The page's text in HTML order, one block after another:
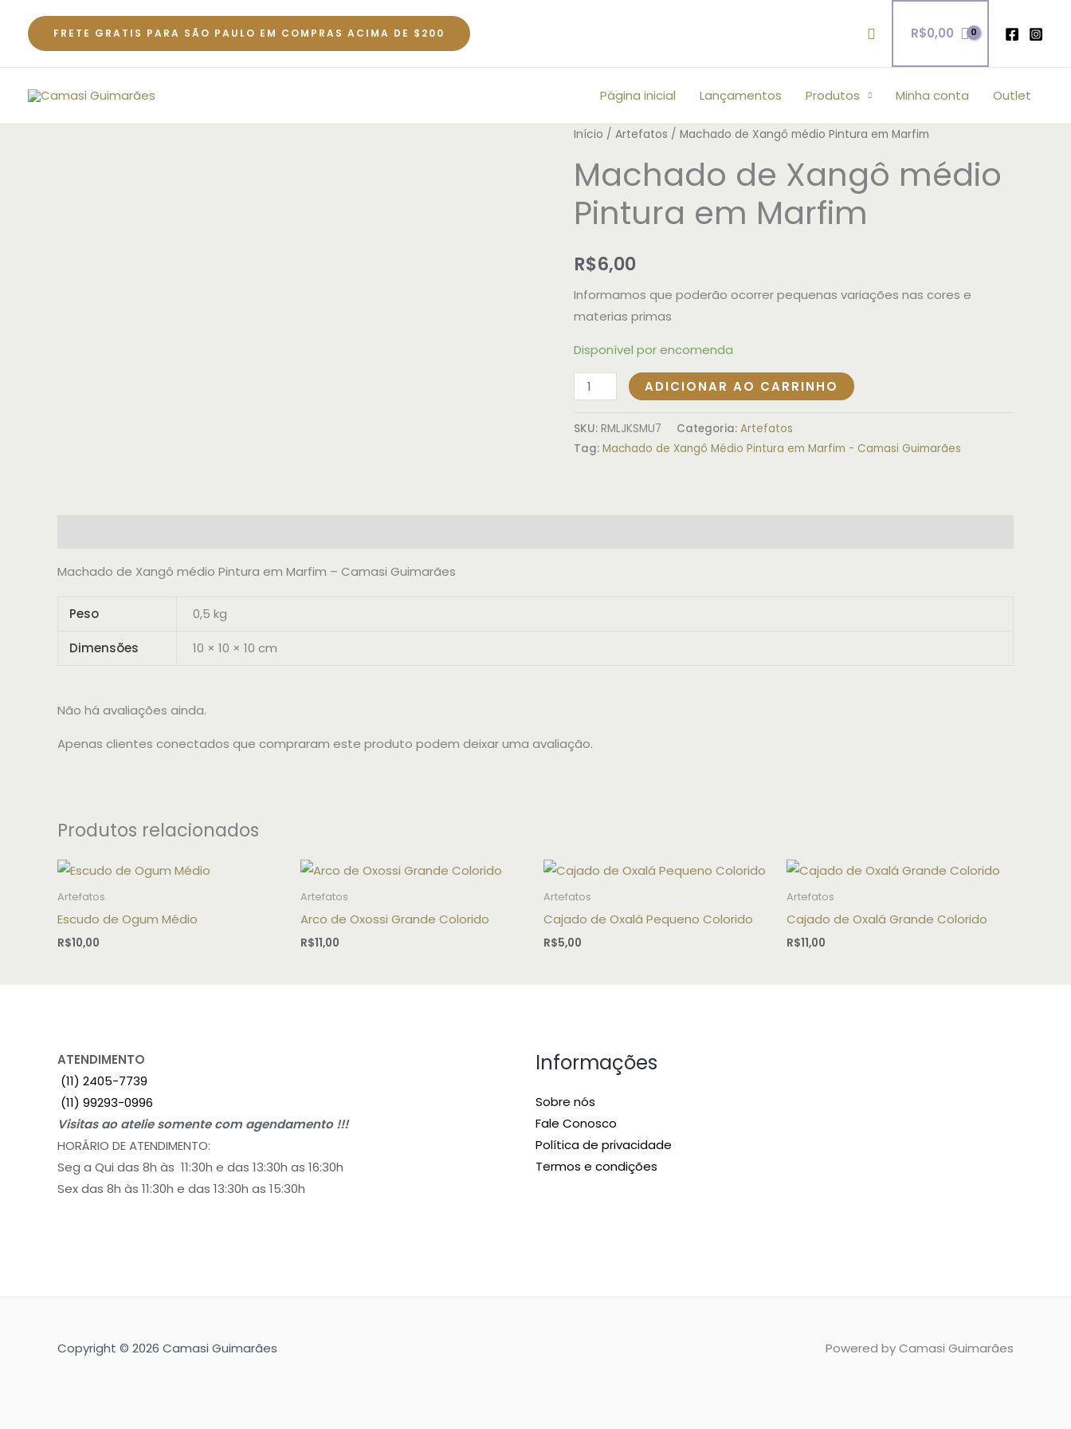
FRETE GRATIS PARA SÃO PAULO EM COMPRAS ACIMA DE $200 Pesquisar
R$0,00
Página inicial Lançamentos Produtos Minha conta Outlet
Início / Artefatos / Machado de Xangô médio Pintura em Marfim
Machado de Xangô médio
Pintura em Marfim
R$6,00
Informamos que poderão ocorrer pequenas variações nas cores e
materias primas
Disponível por encomenda
Machado
Xangô
médio
Pintura
Marfim
ADICIONAR AO CARRINHO
SKU: RMLJKSMU7 Categoria: Artefatos
Tag: Machado de Xangô Médio Pintura em Marfim - Camasi Guimarães
Machado de Xangô médio Pintura em Marfim – Camasi Guimarães
Peso 0,5 kg
Dimensões 10 × 10 × 10 cm
Não há avaliações ainda.
Apenas clientes conectados que compraram este produto podem deixar uma avaliação.
Produtos relacionados
Artefatos
Escudo de Ogum Médio
R$10,00
Artefatos
Arco de Oxossi Grande Colorido
R$11,00
Artefatos
Cajado de Oxalá Pequeno Colorido
R$5,00
Artefatos
Cajado de Oxalá Grande Colorido
R$11,00
ATENDIMENTO
(11) 2405-7739
(11) 99293-0996
Visitas ao atelie somente com agendamento !!!
HORÁRIO DE ATENDIMENTO:
Seg a Qui das 8h às 11:30h e das 13:30h as 16:30h
Sex das 8h às 11:30h e das 13:30h as 15:30h
Informações
Sobre nós
Fale Conosco
Política de privacidade
Termos e condições
Copyright © 2026 Camasi Guimarães Powered by Camasi Guimarães